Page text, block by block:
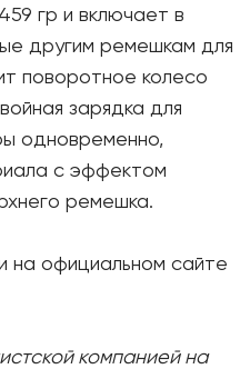
гр и включает в
другим ремешкам для
поворотное колесо
зарядка для
одновременно,
с эффектом
ремешка.
на официальном сайте
компанией на